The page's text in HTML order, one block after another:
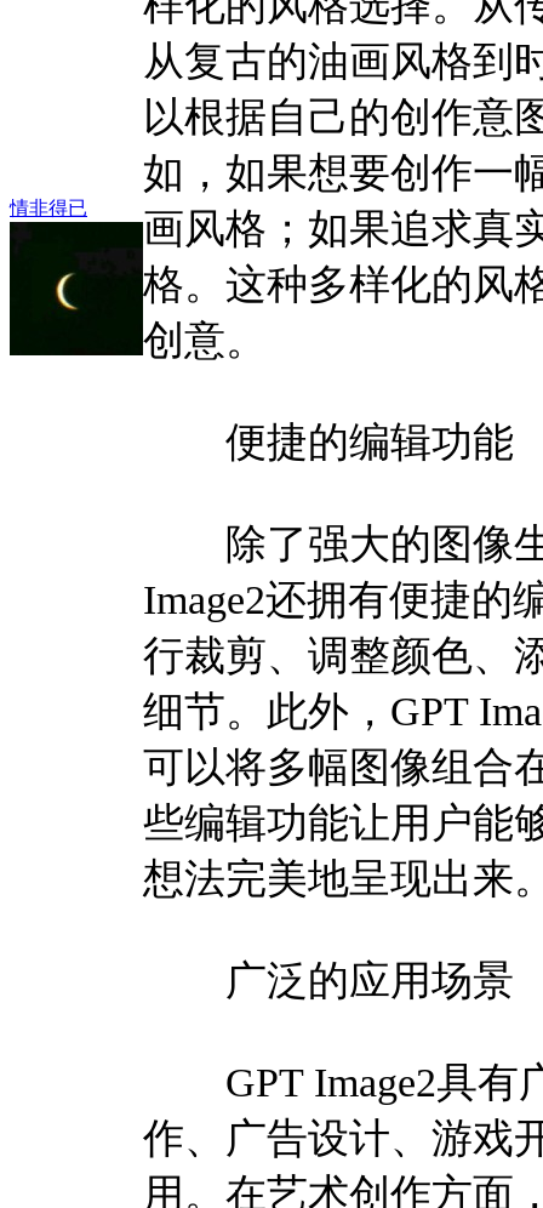
情非得已
从复古的油画风格到
以根据自己的创作意
如，如果想要创作一
画风格；如果追求真
格。这种多样化的风
创意。
便捷的编辑功能
除了强大的图像生
Image2还拥有便捷的
行裁剪、调整颜色、
细节。此外，GPT
可以将多幅图像组合
些编辑功能让用户能
想法完美地呈现出来
广泛的应用场景
GPT Image2具有
作、广告设计、游戏
用。在艺术创作方面